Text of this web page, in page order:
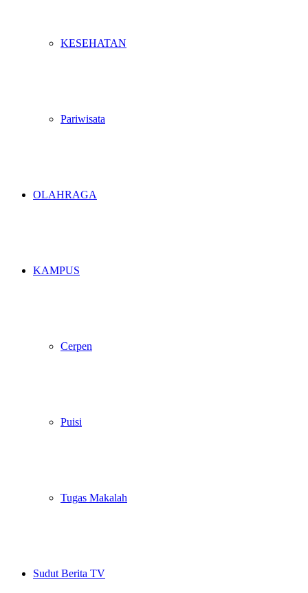
KESEHATAN
Pariwisata
OLAHRAGA
KAMPUS
Cerpen
Puisi
Tugas Makalah
Sudut Berita TV